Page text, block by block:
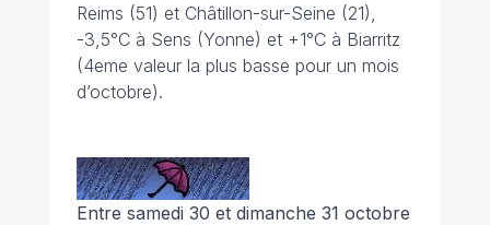
Reims (51) et Châtillon-sur-Seine (21),
-3,5°C à Sens (Yonne) et +1°C à Biarritz
(4eme valeur la plus basse pour un mois
d’octobre).
Entre samedi 30 et dimanche 31 octobre